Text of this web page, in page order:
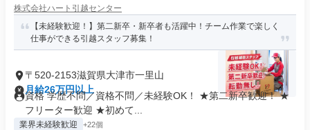
株式会社ハート引越センター
【未経験歓迎！】第二新卒・新卒者も活躍中！チーム作業で楽しく
仕事ができる引越スタッフ募集！
〒520-2153滋賀県大津市一里山
月給26万円以上
資格 学歴不問／資格不問／未経験OK！ ★第二新卒歓迎！ ★
フリーター歓迎 ★初めて...
業界未経験歓迎 +22個